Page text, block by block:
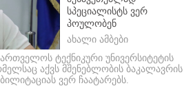
სპეციალისტს ვერ
პოულობენ
ახალი ამბები
ტექნიკური უნივერსიტეტის
აქვს მშენებლობის ბაკალავრის
ვერ ჩაატარებს.